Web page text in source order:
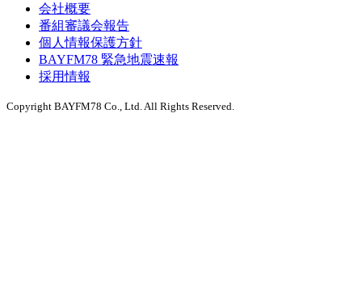
会社概要
番組審議会報告
個人情報保護方針
BAYFM78 緊急地震速報
採用情報
Copyright BAYFM78 Co., Ltd. All Rights Reserved.